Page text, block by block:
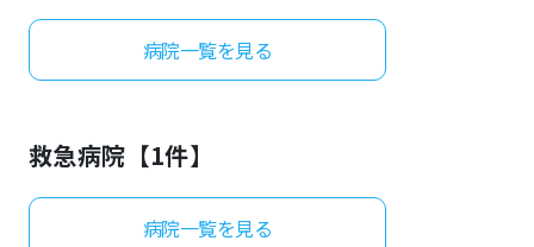
お知らせ
よくあるご質問
病院一覧を見る
救急病院【1件】
病院一覧を見る